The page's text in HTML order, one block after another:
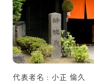
代表者名 : 小正 倫久